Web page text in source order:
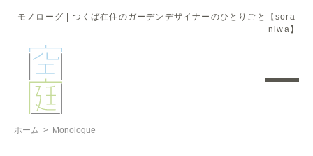
モノローグ | つくば在住のガーデンデザイナーのひとりごと【sora-
niwa】
ホーム > Monologue